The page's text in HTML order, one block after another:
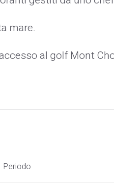
mare.
al golf Mont
Periodo